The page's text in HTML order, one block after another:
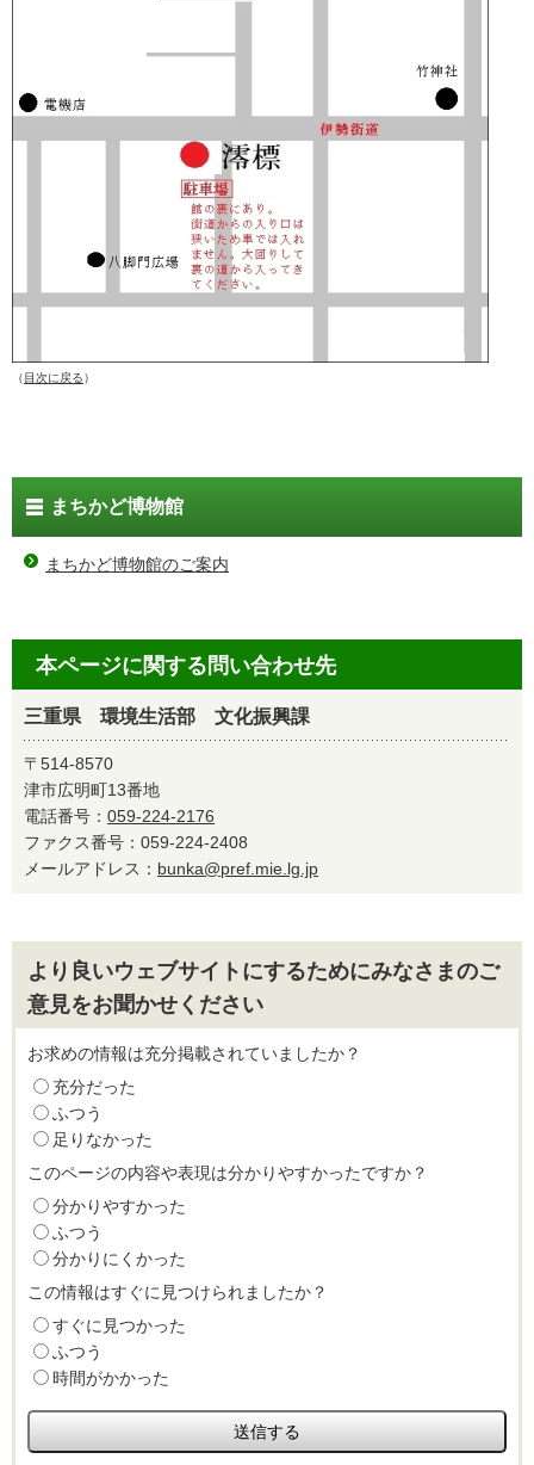
（目次に戻る）
まちかど博物館
まちかど博物館のご案内
本ページに関する問い合わせ先
三重県 環境生活部 文化振興課
〒514-8570
津市広明町13番地
電話番号： 059-224-2176
ファクス番号：059-224-2408
メールアドレス： bunka@pref.mie.lg.jp
より良いウェブサイトにするためにみなさまのご
意見をお聞かせください
お求めの情報は充分掲載されていましたか？
充分だった
ふつう
足りなかった
このページの内容や表現は分かりやすかったですか？
分かりやすかった
ふつう
分かりにくかった
この情報はすぐに見つけられましたか？
すぐに見つかった
ふつう
時間がかかった